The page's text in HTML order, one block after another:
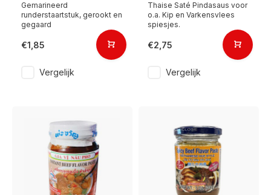
Gemarineerd
runderstaartstuk, gerookt en
gegaard
€1,85
Vergelijk
Thaise Saté Pindasaus voor
o.a. Kip en Varkensvlees
spiesjes.
€2,75
Vergelijk